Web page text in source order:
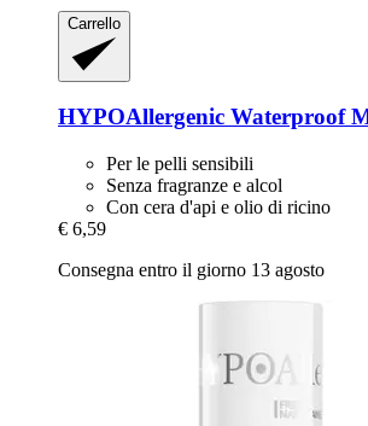
Carrello
HYPOAllergenic Waterproof
Per le pelli sensibili
Senza fragranze e alcol
Con cera d'api e olio di ricino
€ 6,59
Consegna entro il giorno 13 agosto